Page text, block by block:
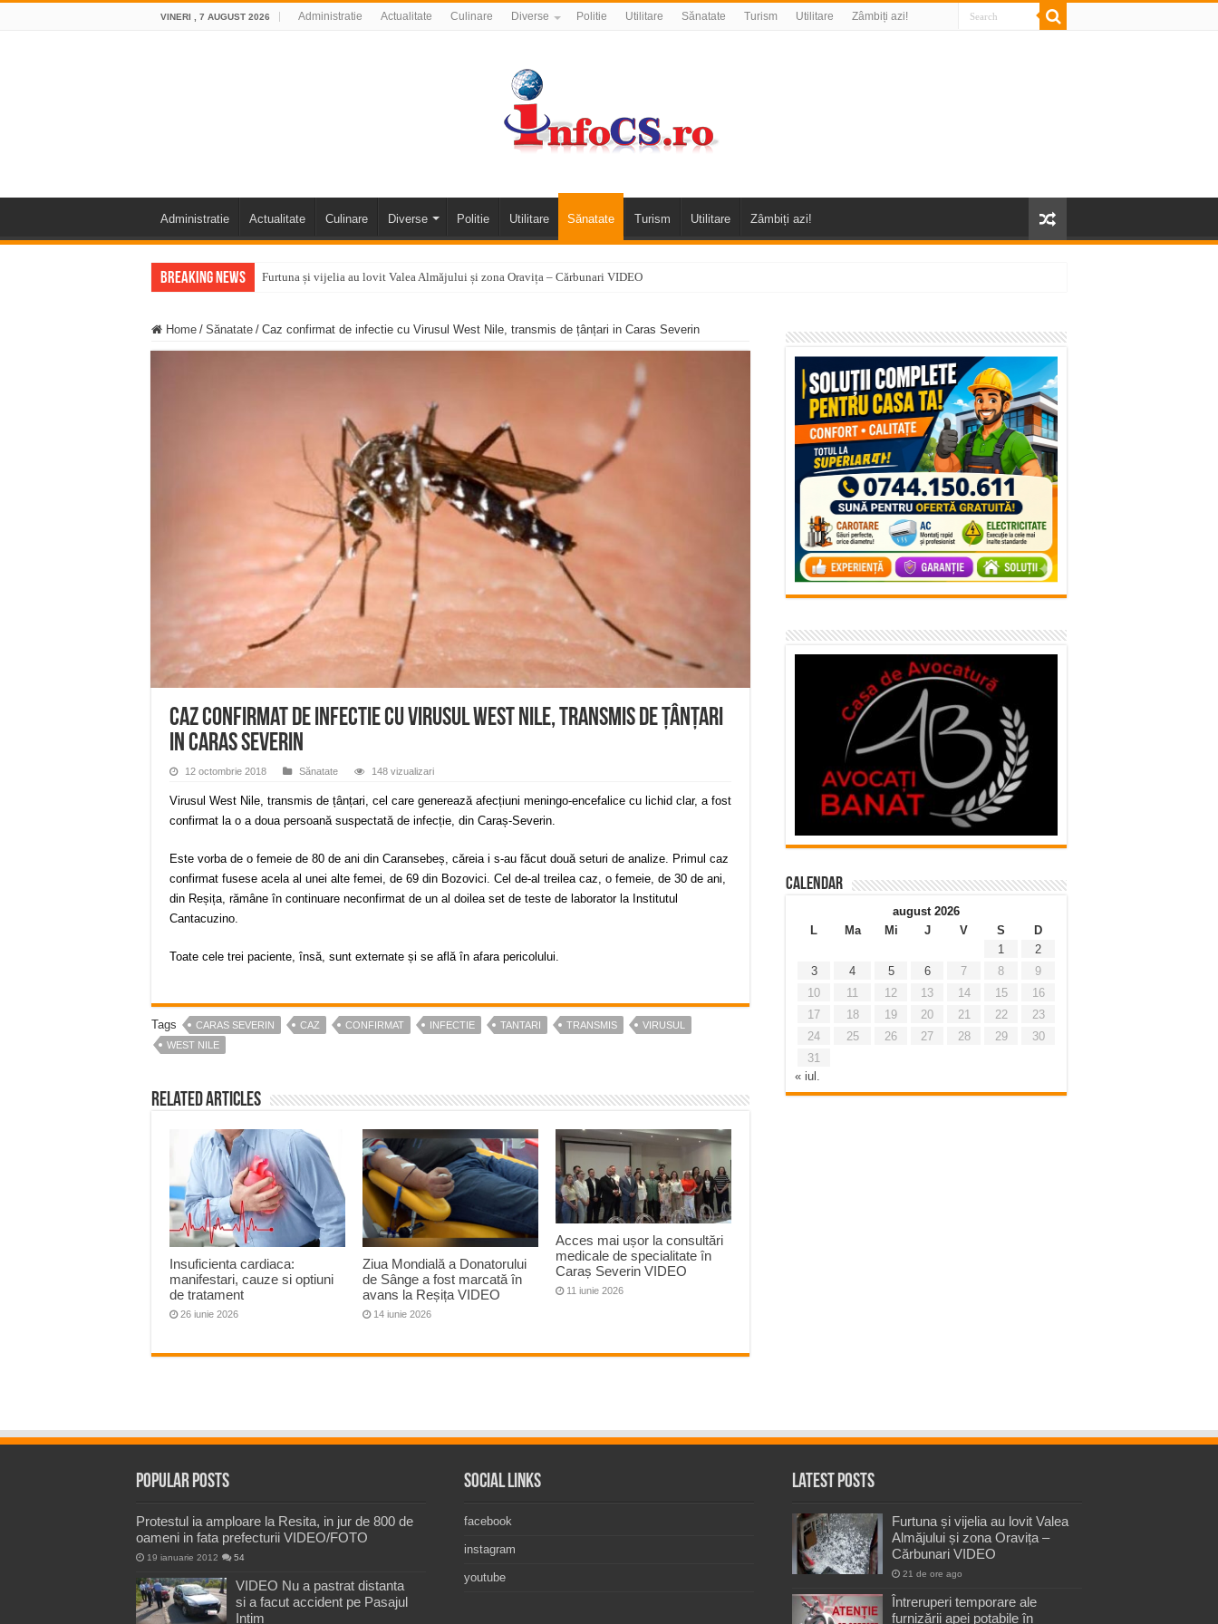
VINERI , 7 AUGUST 2026 Administratie Actualitate Culinare Diverse Politie Utilitare Sănatate Turism Utilitare Zâmbiți azi!
Administratie Actualitate Culinare Diverse Politie Utilitare Sănatate Turism Utilitare Zâmbiți azi!
Breaking News Furtuna și vijelia au lovit Valea Almăjului și zona Oravița – Cărbunari VIDEO
ANUNŢ OPRIRE ANUNŢ OPRIRE APĂ în ORAVIȚA – 05.08.2026 – avarie
Ștrandul Termal Ring din Oravița – locul unde natura a ascuns un izvor de sănătate VIDEO
Miresme de lavandă, mentă și flori de vară și râsete de copii la Carașova VIDEO
ANUNȚ OPRIRE APĂ în Reșița – avarie – 04.08.2026 – str. Văliugului și Plastomet
ANUNŢ OPRIRE APĂ în CARANSEBEȘ – 04.08.2026 – avarie – Calea Severinului
ANUNŢ OPRIRE APĂ în CARANSEBEȘ avarie
ANUNȚ OPRIRE APĂ în Reșița, cartier Țerova – avarie – 04.08.2026
Home / Sănatate / Caz confirmat de infectie cu Virusul West Nile, transmis de țânțari in Caras Severin
Caz confirmat de infectie cu Virusul West Nile, transmis de țânțari
in Caras Severin
12 octombrie 2018 Sănatate 148 vizualizari
Virusul West Nile, transmis de țânțari, cel care generează afecțiuni meningo-encefalice cu lichid clar, a fost
confirmat la o a doua persoană suspectată de infecție, din Caraș-Severin.
Este vorba de o femeie de 80 de ani din Caransebeș, căreia i s-au făcut două seturi de analize. Primul caz
confirmat fusese acela al unei alte femei, de 69 din Bozovici. Cel de-al treilea caz, o femeie, de 30 de ani,
din Reșița, rămâne în continuare neconfirmat de un al doilea set de teste de laborator la Institutul
Cantacuzino.
Toate cele trei paciente, însă, sunt externate și se află în afara pericolului.
Tags CARAS SEVERIN CAZ CONFIRMAT INFECTIE TANTARI TRANSMIS
VIRUSUL
WEST NILE
Related Articles
Insuficienta cardiaca:
manifestari, cauze si optiuni
de tratament
26 iunie 2026
Ziua Mondială a Donatorului
de Sânge a fost marcată în
avans la Reșița VIDEO
14 iunie 2026
Acces mai ușor la consultări
medicale de specialitate în
Caraș Severin VIDEO
11 iunie 2026
Calendar
august 2026
L
Ma Mi J V S
D
1
2
3
4 5 6 7 8
9
10
11 12 13 14 15
16
17
18 19 20 21 22
23
24
25 26 27 28 29
30
31
« iul.
Popular Posts
Protestul ia amploare la Resita, in jur de 800 de
oameni in fata prefecturii VIDEO/FOTO
19 ianuarie 2012 54
VIDEO Nu a pastrat distanta
si a facut accident pe Pasajul
Intim
Social Links
facebook
instagram
youtube
Latest Posts
Furtuna și vijelia au lovit Valea
Almăjului și zona Oravița –
Cărbunari VIDEO
21 de ore ago
Întreruperi temporare ale
furnizării apei potabile în